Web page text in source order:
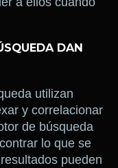
DAN
utilizan
y correlacionar
de búsqueda
lo que se
pueden